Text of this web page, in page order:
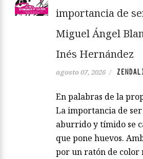
importancia de
Miguel Ángel
Inés Hernández
agosto 07, 2026 /
En palabras de la
La importancia de
aburrido y tímido se
que pone huevos.
por un ratón de color